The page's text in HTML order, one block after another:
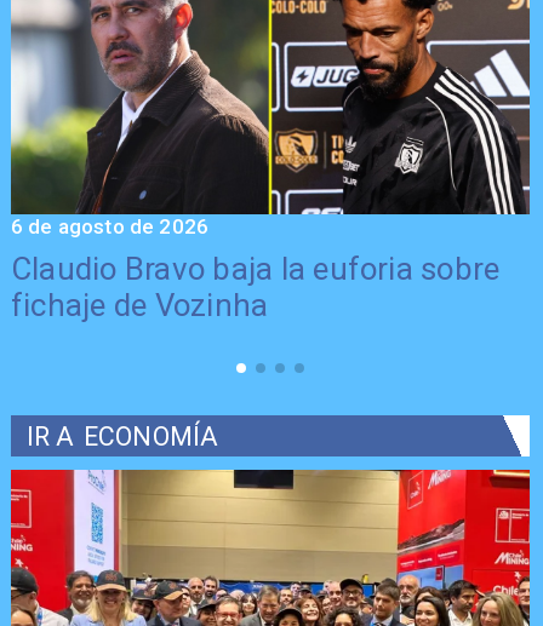
Claudio Bravo baja la euforia sobre
fichaje de Vozinha
6 de agosto de 2026
IR A ECONOMÍA